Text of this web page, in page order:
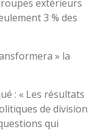
extérieurs
3 % des
» la
: « Les résultats
de division
qui